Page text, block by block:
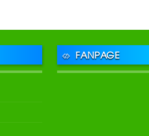
FANPAGE